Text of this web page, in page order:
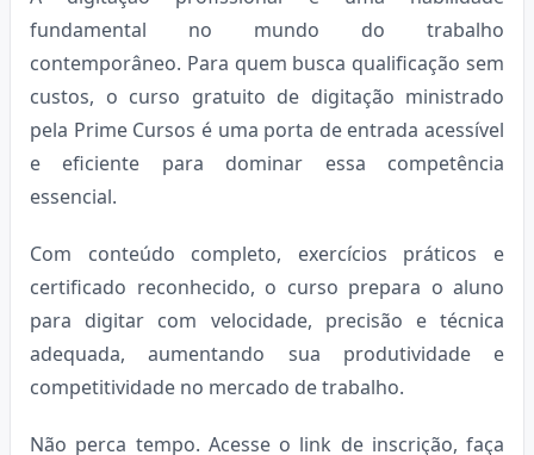
fundamental no mundo do trabalho
contemporâneo. Para quem busca qualificação sem
custos, o curso gratuito de digitação ministrado
pela Prime Cursos é uma porta de entrada acessível
e eficiente para dominar essa competência
essencial.
Com conteúdo completo, exercícios práticos e
certificado reconhecido, o curso prepara o aluno
para digitar com velocidade, precisão e técnica
adequada, aumentando sua produtividade e
competitividade no mercado de trabalho.
Não perca tempo. Acesse o link de inscrição, faça